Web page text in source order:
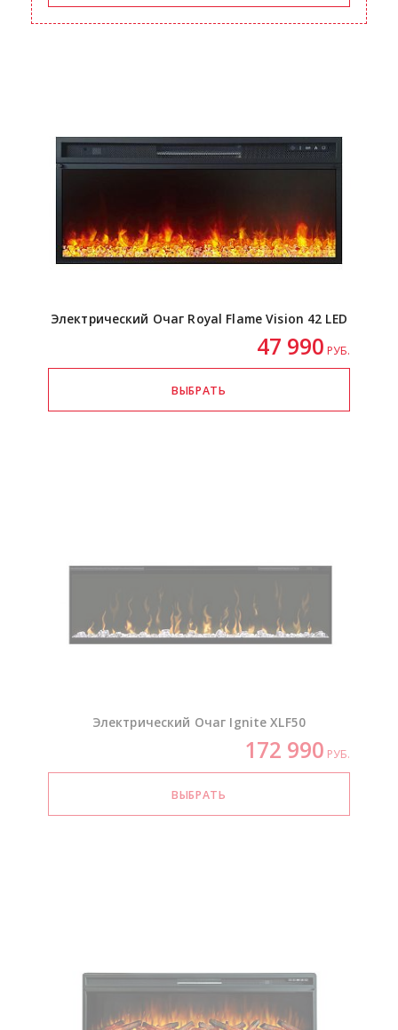
Электрический Очаг Royal Flame Vision 42 LED
47 990 РУБ.
Электрический Очаг Ignite XLF50
172 990 РУБ.